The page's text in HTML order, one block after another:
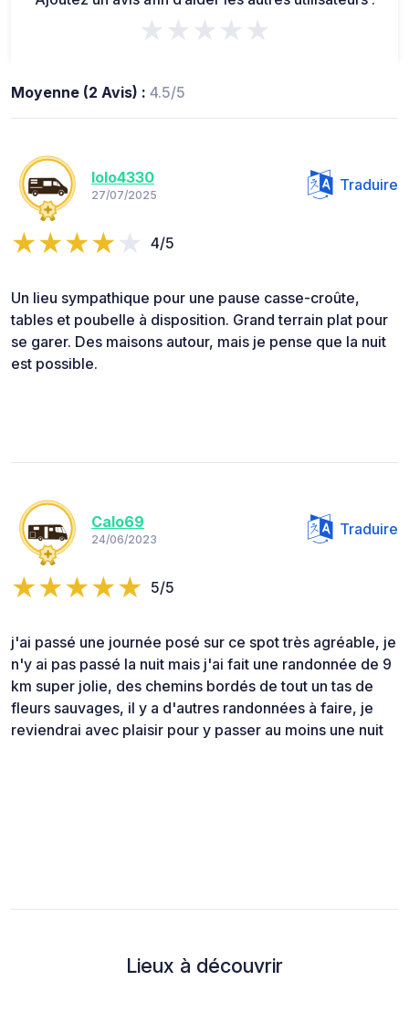
★★★★★
Moyenne (2 Avis) : 4.5/5
lolo4330
27/07/2025
Traduire
4/5
Un lieu sympathique pour une pause casse-croûte,
tables et poubelle à disposition. Grand terrain plat pour
se garer. Des maisons autour, mais je pense que la nuit
est possible.
Calo69
24/06/2023
Traduire
5/5
j'ai passé une journée posé sur ce spot très agréable, je
n'y ai pas passé la nuit mais j'ai fait une randonnée de 9
km super jolie, des chemins bordés de tout un tas de
fleurs sauvages, il y a d'autres randonnées à faire, je
reviendrai avec plaisir pour y passer au moins une nuit
Lieux à découvrir